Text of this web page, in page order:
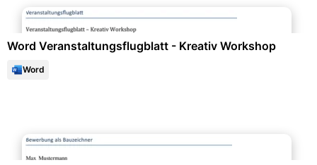
Word Veranstaltungsflugblatt - Kreativ Workshop
Word